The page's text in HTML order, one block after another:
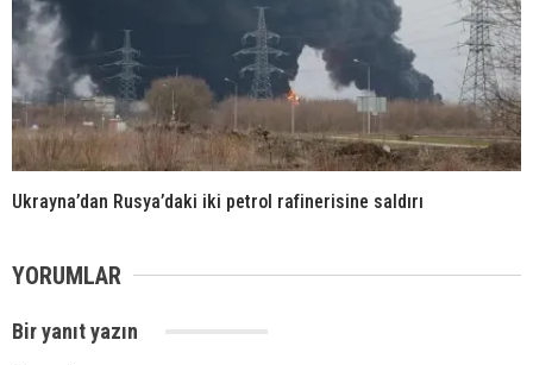
Ukrayna’dan Rusya’daki iki petrol rafinerisine saldırı
YORUMLAR
Bir yanıt yazın